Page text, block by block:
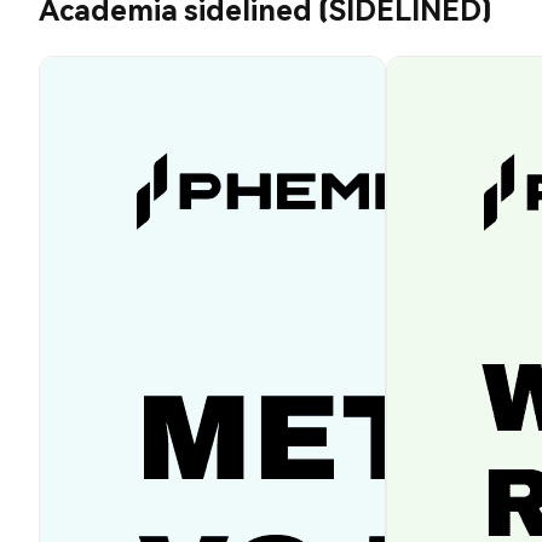
Academia sidelined (SIDELINED)